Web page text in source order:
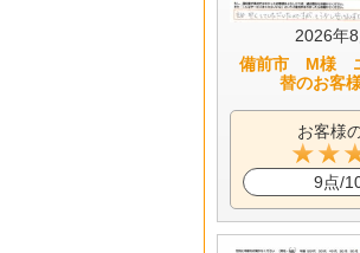
2026年
備前市 M様
替のお客
お客様
9点/